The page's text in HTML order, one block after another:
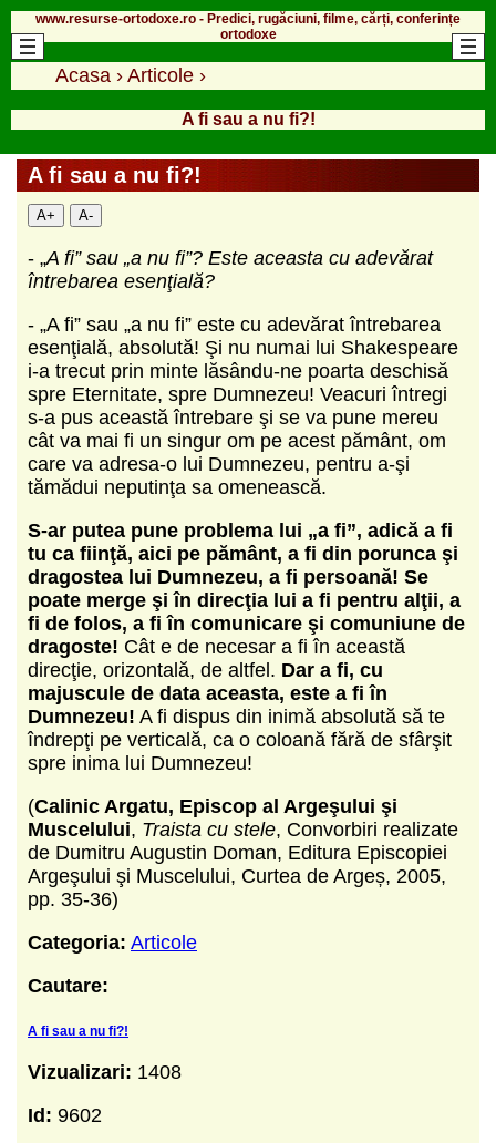
www.resurse-ortodoxe.ro - Predici, rugăciuni, filme, cărți, conferințe
ortodoxe
Acasa › Articole ›
A fi sau a nu fi?!
A fi sau a nu fi?!
A+ A-
- „A fi” sau „a nu fi”? Este aceasta cu adevărat
întrebarea esenţială?
- „A fi” sau „a nu fi” este cu adevărat întrebarea
esenţială, absolută! Şi nu numai lui Shakespeare
i-a trecut prin minte lăsându-ne poarta deschisă
spre Eternitate, spre Dumnezeu! Veacuri întregi
s-a pus această întrebare şi se va pune mereu
cât va mai fi un singur om pe acest pământ, om
care va adresa-o lui Dumnezeu, pentru a-şi
tămădui neputinţa sa omenească.
S-ar putea pune problema lui „a fi”, adică a fi
tu ca fiinţă, aici pe pământ, a fi din porunca şi
dragostea lui Dumnezeu, a fi persoană! Se
poate merge şi în direcţia lui a fi pentru alţii, a
fi de folos, a fi în comunicare şi comuniune de
dragoste! Cât e de necesar a fi în această
direcţie, orizontală, de altfel. Dar a fi, cu
majuscule de data aceasta, este a fi în
Dumnezeu! A fi dispus din inimă absolută să te
îndrepţi pe verticală, ca o coloană fără de sfârşit
spre inima lui Dumnezeu!
(Calinic Argatu, Episcop al Argeşului şi
Muscelului, Traista cu stele, Convorbiri realizate
de Dumitru Augustin Doman, Editura Episcopiei
Argeşului şi Muscelului, Curtea de Argeș, 2005,
pp. 35-36)
Categoria: Articole
Cautare:
A fi sau a nu fi?!
Vizualizari: 1408
Id: 9602